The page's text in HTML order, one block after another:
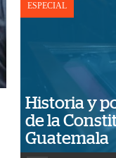
ESPECIAL
Historia y
de la
Guatemala